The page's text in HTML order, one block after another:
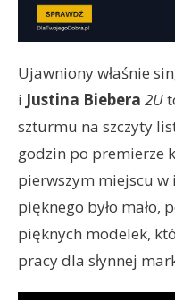
Ujawniony właśnie
i Justina Biebera 2U
szturmu na szczyty
godzin po premierze
pierwszym miejscu w
pięknego było mało,
pięknych modelek,
pracy dla słynnej